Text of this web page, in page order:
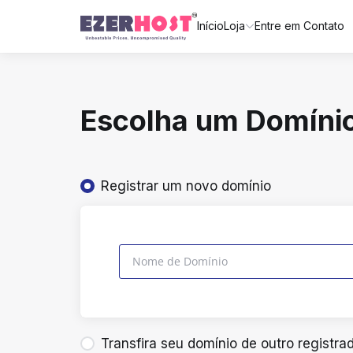
InícioLoja Entre em Contato
Escolha um
Registrar um novo domínio
Transfira seu domínio de outro